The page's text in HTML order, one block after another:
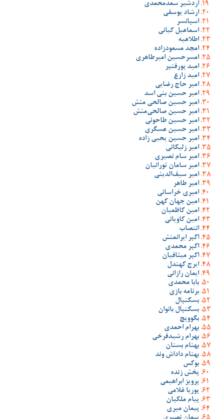
اردشیر سعدمحمدی
ارشاد یوسفی
اسپانسر
اسماعیل کیانی
اطلاعیه
امجد مسعودزاده
امسرحسین امیرطاهری
امید پورقنبر
امید زارع
امیر حاج رضایی
امیر حسین بنی اسد
امیر حسین صالحی منش
امیر حسین صالحی‌منش
امیر حسین طاحونی
امیر حسین عسگری
امیر حسین یحیی زاده
امیر زلیکانی
امیر سام نصیری
امیر سامان تورانیان
امیر سیف‌الدینی
امیر طاهر
امیری خراسانی
امین جهان کهن
امین کاظمیان
امین کاویانی
انتصاب
اکبر ایرانمنش
اکبر محمدی
اکبر میثاقیان
ایرج کهندل
ایمان رازانی
بابا محمدی
برنامه بازی
بسکتبال
بسکتبال بانوان
بگوویچ
بهرام احمدی
بهرام رشیدفرخی
بهنام بستان
بهنام داداش وند
بوکس
پخش زنده
پرویز ابراهیمی
پوریا غلامی
پیام ملکیان
پیمان میری